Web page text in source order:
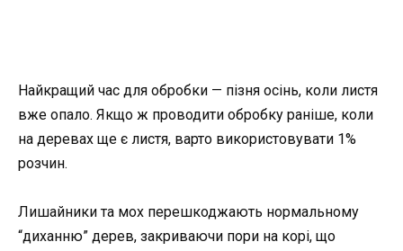
Найкращий час для обробки — пізня осінь, коли листя
вже опало. Якщо ж проводити обробку раніше, коли
на деревах ще є листя, варто використовувати 1%
розчин.
Лишайники та мох перешкоджають нормальному
“диханню” дерев, закриваючи пори на корі, що